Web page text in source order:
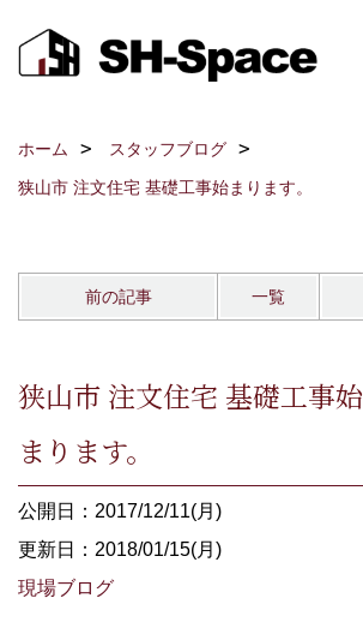
ホーム
スタッフブログ
狭山市 注文住宅 基礎工事始まります。
前の記事 一覧
狭山市 注文住宅 基礎工事始
まります。
公開日：2017/12/11(月)
更新日：2018/01/15(月)
現場ブログ